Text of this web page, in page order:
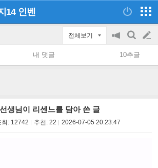
14 인벤
전체보기
공
지
on/off
검
색
글
쓰
내 댓글 10추글
생님이 리센느를 담아 쓴 글
회: 12742 추천: 22 2026-07-05 20:23:47